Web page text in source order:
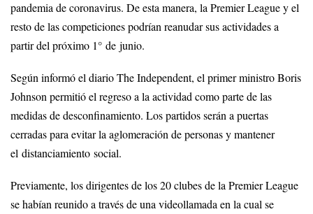
pandemia de coronavirus. De esta manera, la Premier League y el
resto de las competiciones podrían reanudar sus actividades a
partir del próximo 1° de junio.
Según informó el diario The Independent, el primer ministro Boris
Johnson permitió el regreso a la actividad como parte de las
medidas de desconfinamiento. Los partidos serán a puertas
cerradas para evitar la aglomeración de personas y mantener
el distanciamiento social.
Previamente, los dirigentes de los 20 clubes de la Premier League
se habían reunido a través de una videollamada en la cual se